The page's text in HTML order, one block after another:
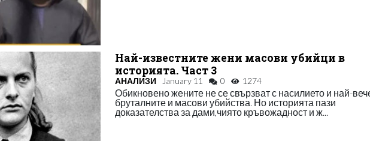
Най-известните жени масови убийци в
историята. Част 3
АНАЛИЗИ January 11 0 1274
Обикновено жените не се свързват с насилието и най-
бруталните и масови убийства. Но историята пази
доказателства за дами,чиято кръвожадност и ж...